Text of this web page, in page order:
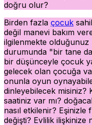
doğru olur?
Birden fazla çocuk
değil manevi bakım
ilgilenmekte
durumunda "bir tane
bir düşünceyle çocuk
gelecek olan çocuğa
onunla oyun
dinleyebilecek misiniz?
saatiniz var mı?
nasıl etkilenir?
değişti? Evlilik ilişkinize